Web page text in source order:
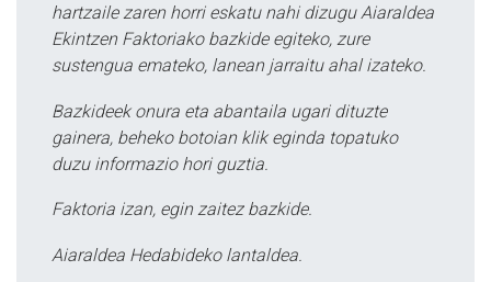
hartzaile zaren horri eskatu nahi dizugu Aiaraldea
Ekintzen Faktoriako bazkide egiteko, zure
sustengua emateko, lanean jarraitu ahal izateko.
Bazkideek onura eta abantaila ugari dituzte
gainera, beheko botoian klik eginda topatuko
duzu informazio hori guztia.
Faktoria izan, egin zaitez bazkide.
Aiaraldea Hedabideko lantaldea.